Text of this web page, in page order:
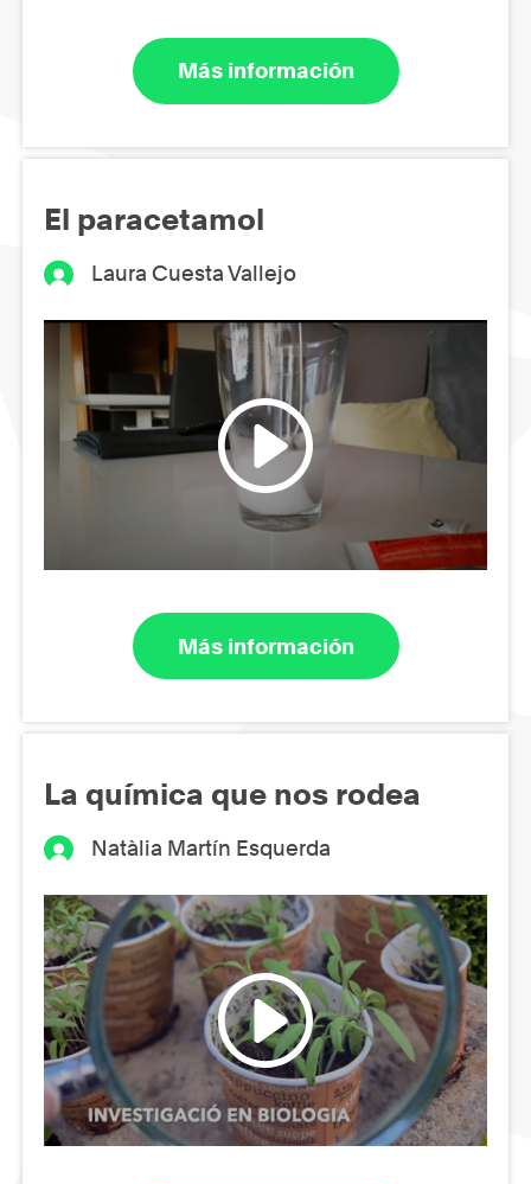
Más información
El paracetamol
Laura Cuesta Vallejo
Más información
La química que nos rodea
Natàlia Martín Esquerda